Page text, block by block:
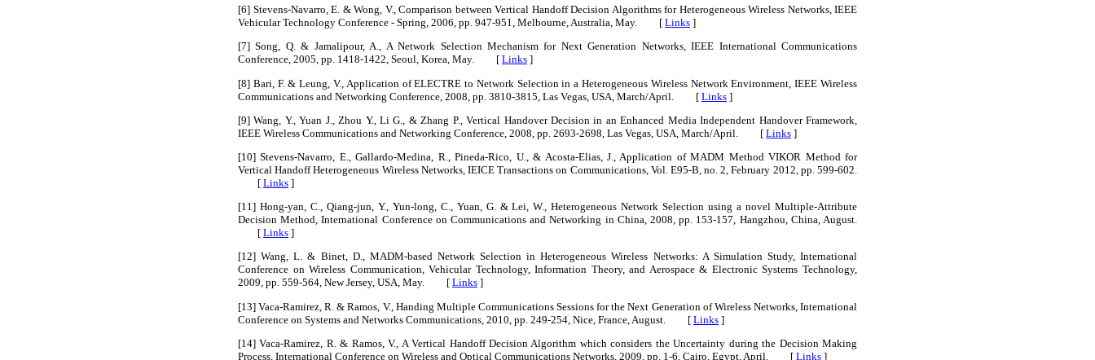
[6] Stevens-Navarro, E. & Wong, V., Comparison between Vertical Handoff Decision Algorithms for Heterogeneous Wireless Networks, IEEE
Vehicular Technology Conference - Spring, 2006, pp. 947-951, Melbourne, Australia, May. [ Links ]
[7] Song, Q. & Jamalipour, A., A Network Selection Mechanism for Next Generation Networks, IEEE International Communications
Conference, 2005, pp. 1418-1422, Seoul, Korea, May. [ Links ]
[8] Bari, F. & Leung, V., Application of ELECTRE to Network Selection in a Heterogeneous Wireless Network Environment, IEEE Wireless
Communications and Networking Conference, 2008, pp. 3810-3815, Las Vegas, USA, March/April. [ Links ]
[9] Wang, Y., Yuan J., Zhou Y., Li G., & Zhang P., Vertical Handover Decision in an Enhanced Media Independent Handover Framework,
IEEE Wireless Communications and Networking Conference, 2008, pp. 2693-2698, Las Vegas, USA, March/April. [ Links ]
[10] Stevens-Navarro, E., Gallardo-Medina, R., Pineda-Rico, U., & Acosta-Elias, J., Application of MADM Method VIKOR Method for
Vertical Handoff Heterogeneous Wireless Networks, IEICE Transactions on Communications, Vol. E95-B, no. 2, February 2012, pp. 599-602.
[ Links ]
[11] Hong-yan, C., Qiang-jun, Y., Yun-long, C., Yuan, G. & Lei, W., Heterogeneous Network Selection using a novel Multiple-Attribute
Decision Method, International Conference on Communications and Networking in China, 2008, pp. 153-157, Hangzhou, China, August.
[ Links ]
[12] Wang, L. & Binet, D., MADM-based Network Selection in Heterogeneous Wireless Networks: A Simulation Study, International
Conference on Wireless Communication, Vehicular Technology, Information Theory, and Aerospace & Electronic Systems Technology,
2009, pp. 559-564, New Jersey, USA, May. [ Links ]
[13] Vaca-Ramirez, R. & Ramos, V., Handing Multiple Communications Sessions for the Next Generation of Wireless Networks, International
Conference on Systems and Networks Communications, 2010, pp. 249-254, Nice, France, August. [ Links ]
[14] Vaca-Ramirez, R. & Ramos, V., A Vertical Handoff Decision Algorithm which considers the Uncertainty during the Decision Making
Process, International Conference on Wireless and Optical Communications Networks, 2009, pp. 1-6, Cairo, Egypt, April. [ Links ]